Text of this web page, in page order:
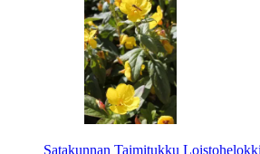
Satakunnan Taimitukku